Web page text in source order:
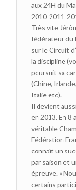
aux 24H du
2010-2011-
Très vite
fédérateur du
sur le Circuit
la discipline
poursuit sa
(Chine,
Italie etc).
Il devient
en 2013. En 8
véritable
Fédération
connaît un
par saison et
épreuve. «
certains